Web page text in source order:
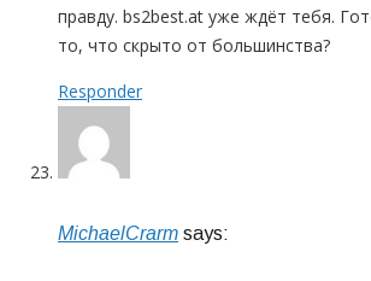
правду. bs2best.at уже ждёт тебя.
то, что скрыто от большинства?
Responder
MichaelCrarm says: